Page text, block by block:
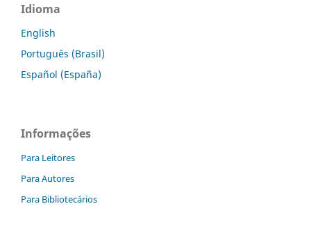
Idioma
English
Português (Brasil)
Español (España)
Informações
Para Leitores
Para Autores
Para Bibliotecários